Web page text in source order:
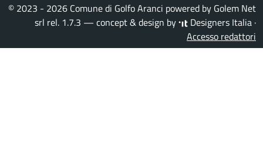
© 2023 - 2026 Comune di Golfo Aranci powered by Golem Net
srl rel. 1.7.3 — concept & design by Designers Italia ·
Accesso redattori